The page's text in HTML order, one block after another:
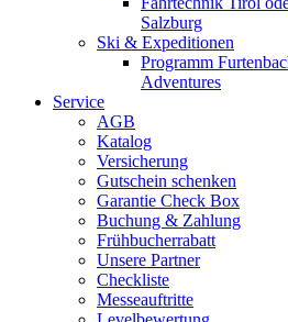
Salzburg
Ski & Expeditionen
Programm
Adventures
Service
AGB
Katalog
Versicherung
Gutschein schenken
Garantie Check Box
Buchung & Zahlung
Frühbucherrabatt
Unsere Partner
Checkliste
Messeauftritte